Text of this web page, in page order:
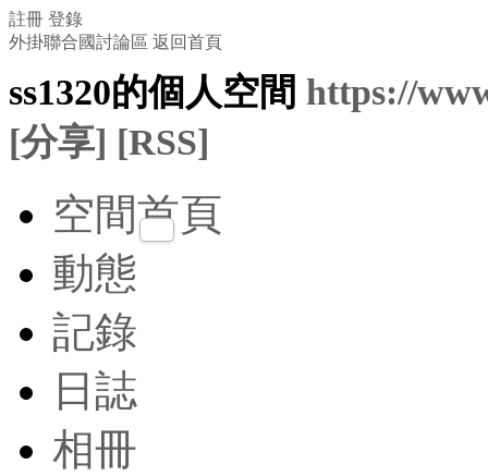
註冊 登錄
外掛聯合國討論區 返回首頁
ss1320的個人空間 https://
[分享] [RSS]
空間首頁
動態
記錄
日誌
相冊